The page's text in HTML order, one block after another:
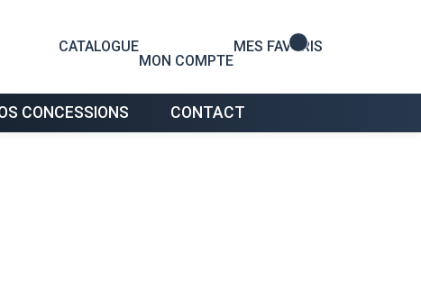
CATALOGUE
MON COMPTE
MES FAVORIS
CONCESSIONS CONTACT